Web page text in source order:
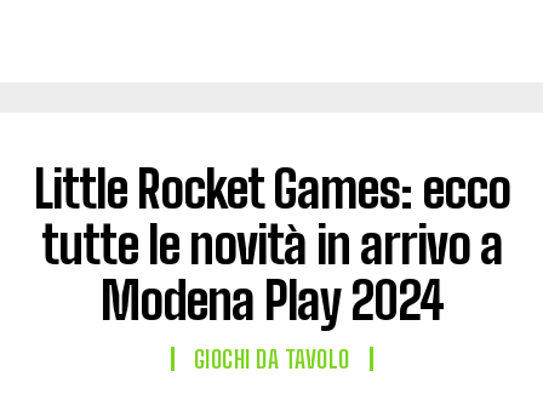
Little Rocket Games: ecco
tutte le novità in arrivo a
Modena Play 2024
GIOCHI DA TAVOLO